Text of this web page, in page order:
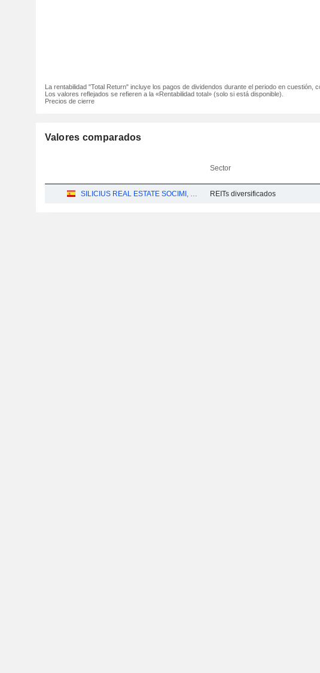
La rentabilidad "Total Return" incluye los pagos de dividendos durante el periodo en cuestión,
Los valores reflejados se refieren a la «Rentabilidad total» (solo si está disponible).
Precios de cierre
Valores comparados
Sector
SILICIUS REAL ESTATE SOCIMI, S.A. REITs diversificados